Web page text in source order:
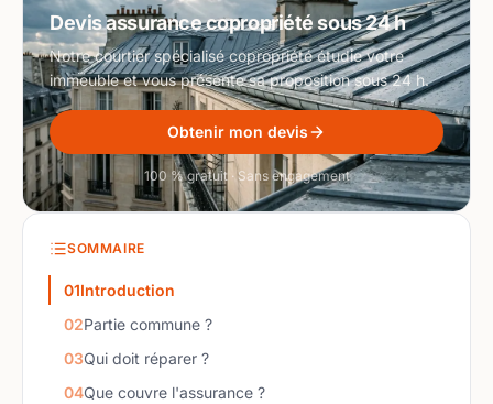
Devis assurance copropriété sous 24 h
Notre courtier spécialisé copropriété étudie votre
immeuble et vous présente sa proposition sous 24 h.
Obtenir mon devis
100 % gratuit · Sans engagement
SOMMAIRE
01Introduction
02Partie commune ?
03Qui doit réparer ?
04Que couvre l'assurance ?